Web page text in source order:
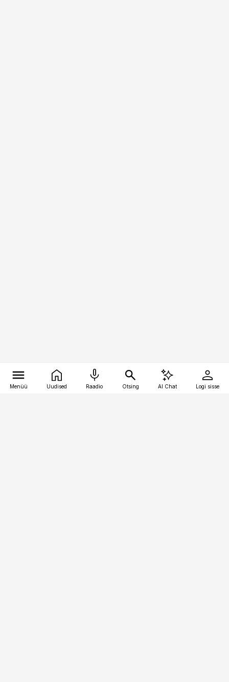
Menüü Uudised Raadio Otsing AI Chat Logi sisse